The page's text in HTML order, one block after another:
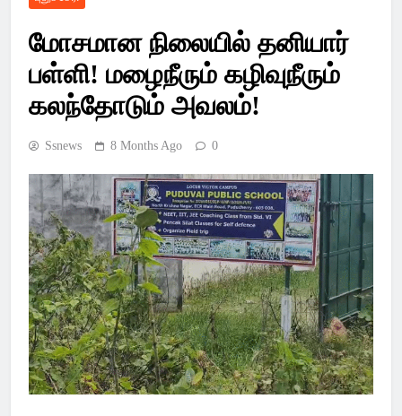
News, India News,
World News –
SSsnews
மோசமான நிலையில் தனியார்
பள்ளி! மழைநீரும் கழிவுநீரும்
கலந்தோடும் அவலம்!
Ssnews 8 Months Ago 0